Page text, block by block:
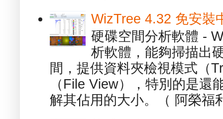
WizTree 4.32 免安裝
硬碟空間分析軟體 -
析軟體，能夠掃描出
間，提供資料夾檢視模式（
（File View），特別的是還
解其佔用的大小。（ 阿榮福